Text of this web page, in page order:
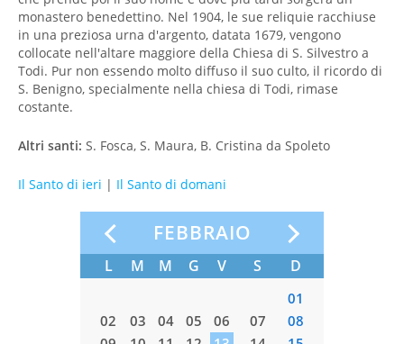
monastero benedettino. Nel 1904, le sue reliquie racchiuse
in una preziosa urna d'argento, datata 1679, vengono
collocate nell'altare maggiore della Chiesa di S. Silvestro a
Todi. Pur non essendo molto diffuso il suo culto, il ricordo di
S. Benigno, specialmente nella chiesa di Todi, rimase
costante.
Altri santi: S. Fosca, S. Maura, B. Cristina da Spoleto
Il Santo di ieri | Il Santo di domani
FEBBRAIO
L M M G V S D
01
02
03 04 05 06 07
08